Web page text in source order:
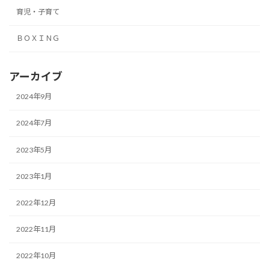
育児・子育て
ＢＯＸＩＮＧ
アーカイブ
2024年9月
2024年7月
2023年5月
2023年1月
2022年12月
2022年11月
2022年10月